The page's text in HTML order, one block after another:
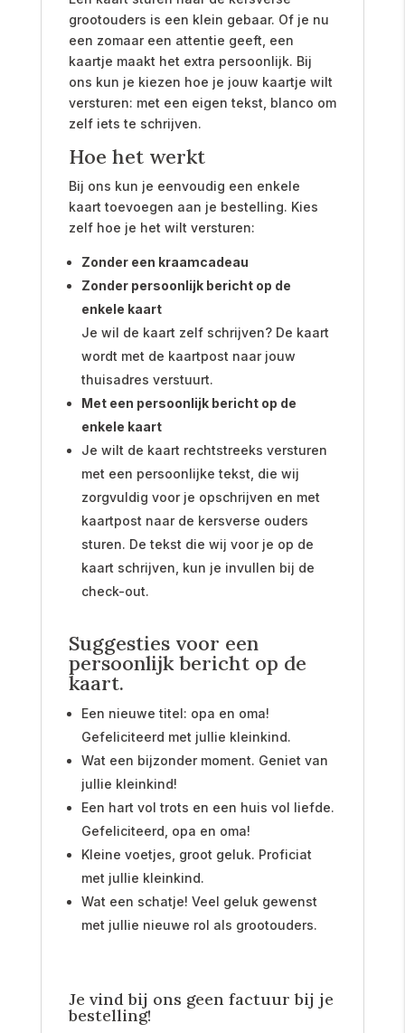
grootouders is een klein gebaar. Of je nu
een zomaar een attentie geeft, een
kaartje maakt het extra persoonlijk. Bij
ons kun je kiezen hoe je jouw kaartje wilt
versturen: met een eigen tekst, blanco om
zelf iets te schrijven.
Hoe het werkt
Bij ons kun je eenvoudig een enkele
kaart toevoegen aan je bestelling. Kies
zelf hoe je het wilt versturen:
Zonder een kraamcadeau
Zonder persoonlijk bericht op de
enkele kaart
Je wil de kaart zelf schrijven? De kaart
wordt met de kaartpost naar jouw
thuisadres verstuurt.
Met een persoonlijk bericht op de
enkele kaart
Je wilt de kaart rechtstreeks versturen
met een persoonlijke tekst, die wij
zorgvuldig voor je opschrijven en met
kaartpost naar de kersverse ouders
sturen. De tekst die wij voor je op de
kaart schrijven, kun je invullen bij de
check-out.
Suggesties voor een
persoonlijk bericht op de
kaart.
Een nieuwe titel: opa en oma!
Gefeliciteerd met jullie kleinkind.
Wat een bijzonder moment. Geniet van
jullie kleinkind!
Een hart vol trots en een huis vol liefde.
Gefeliciteerd, opa en oma!
Kleine voetjes, groot geluk. Proficiat
met jullie kleinkind.
Wat een schatje! Veel geluk gewenst
met jullie nieuwe rol als grootouders.
Je vind bij ons geen factuur bij je
bestelling!